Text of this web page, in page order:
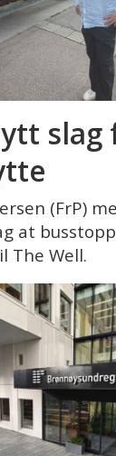
slag
(FrP)
at
The Well.